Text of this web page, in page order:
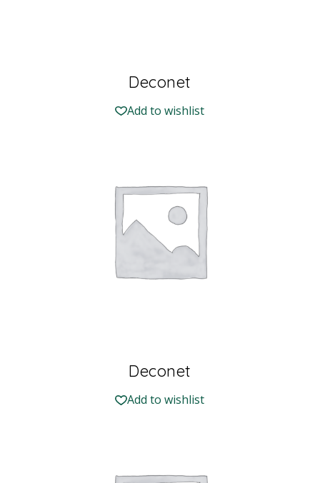
Deconet
Add to wishlist
Deconet
Add to wishlist